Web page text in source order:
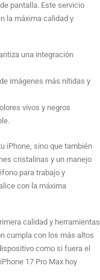
pantalla. Este servicio
la máxima calidad y
una integración
imágenes más nítidas y
vivos y negros
iPhone, sino que también
cristalinas y un manejo
para trabajo y
con la máxima
calidad y herramientas
cumpla con los más altos
como si fuera el
17 Pro Max hoy